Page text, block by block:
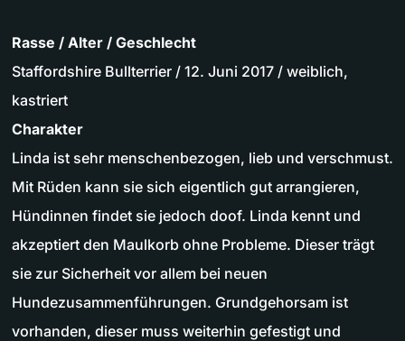
Rasse / Alter / Geschlecht
Staffordshire Bullterrier / 12. Juni 2017 / weiblich,
kastriert
Charakter
Linda ist sehr menschenbezogen, lieb und verschmust.
Mit Rüden kann sie sich eigentlich gut arrangieren,
Hündinnen findet sie jedoch doof. Linda kennt und
akzeptiert den Maulkorb ohne Probleme. Dieser trägt
sie zur Sicherheit vor allem bei neuen
Hundezusammenführungen. Grundgehorsam ist
vorhanden, dieser muss weiterhin gefestigt und